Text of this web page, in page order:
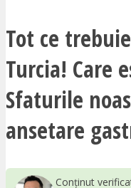
Tot ce
Turcia! Care
Sfaturile
ansetare
Conținut